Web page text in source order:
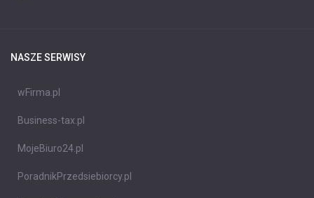
NASZE SERWISY
wFirma.pl
Business-tax.pl
MojeBiuro24.pl
PoradnikPrzedsiebiorcy.pl